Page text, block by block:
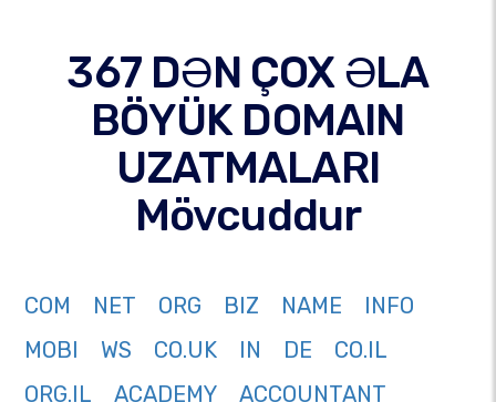
367 DƏN ÇOX ƏLA
BÖYÜK DOMAIN
UZATMALARI
Mövcuddur
COM NET ORG BIZ NAME
INFO
MOBI
WS CO.UK IN DE
CO.IL
ORG.IL
ACADEMY
ACCOUNTANT